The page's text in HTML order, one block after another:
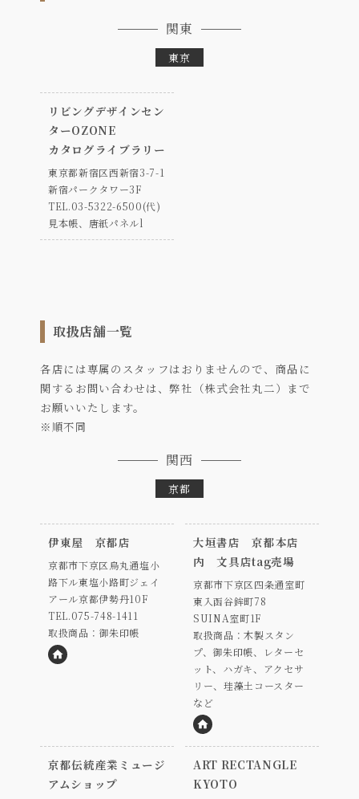
関東
東京
リビングデザインセン
ターOZONE
カタログライブラリー
東京都新宿区西新宿3-7-1
新宿パークタワー3F
TEL.03-5322-6500(代)
見本帳、唐紙パネルl
取扱店舗一覧
各店には専属のスタッフはおりませんので、商品に
関するお問い合わせは、弊社（株式会社丸二）まで
お願いいたします。
※順不同
関西
京都
伊東屋 京都店
京都市下京区烏丸通塩小
路下ル東塩小路町ジェイ
アール京都伊勢丹10F
TEL.075-748-1411
取扱商品：御朱印帳
大垣書店 京都本店
内 文具店tag売場
京都市下京区四条通室町
東入函谷鉾町78
SUINA室町1F
取扱商品：木製スタン
プ、御朱印帳、レターセ
ット、ハガキ、アクセサ
リー、珪藻土コースター
など
京都伝統産業ミュージ
アムショップ
ART RECTANGLE
KYOTO